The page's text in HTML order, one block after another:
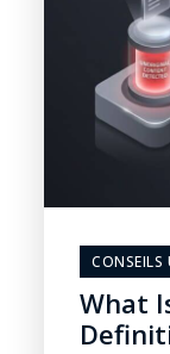
CONSEILS
What